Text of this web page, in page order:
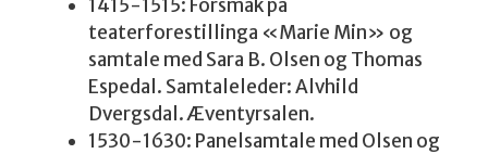
1415-1515: Forsmak på
teaterforestillinga «Marie Min» og
samtale med Sara B. Olsen og Thomas
Espedal. Samtaleleder: Alvhild
Dvergsdal. Æventyrsalen.
1530-1630: Panelsamtale med Olsen og